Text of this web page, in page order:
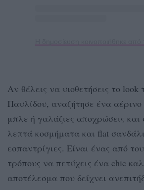
Αν θέλεις να υιοθετήσεις το look
Παυλίδου, αναζήτησε ένα
μπλε ή γαλάζιες αποχρώσεις
λεπτά κοσμήματα και flat
εσπαντρίγιες. Είναι ένας από
τρόπους να πετύχεις ένα chic
αποτέλεσμα που δείχνει